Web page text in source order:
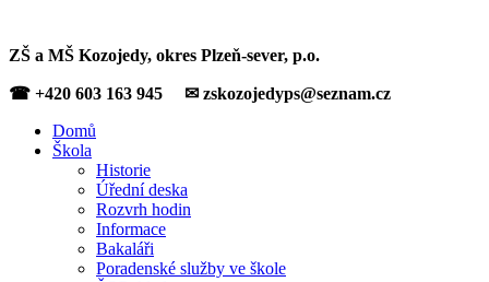
ZŠ a MŠ Kozojedy, okres Plzeň-sever, p.o.
☎ +420 603 163 945 ✉ zskozojedyps@seznam.cz
Domů
Škola
Historie
Úřední deska
Rozvrh hodin
Informace
Bakaláři
Poradenské služby ve škole